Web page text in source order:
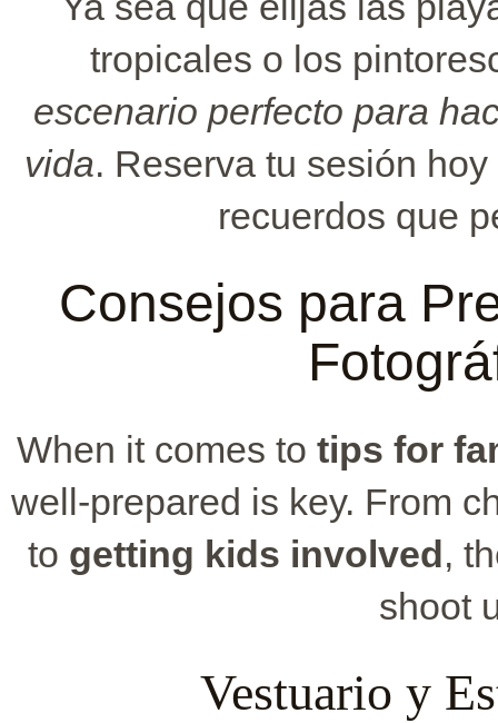
tropicales o los
escenario perfecto para
vida. Reserva tu sesión
recuerdos que
Consejos para
When it comes to tips for
well-prepared is key. From
to getting kids involved ,
shoot
Vestuario y